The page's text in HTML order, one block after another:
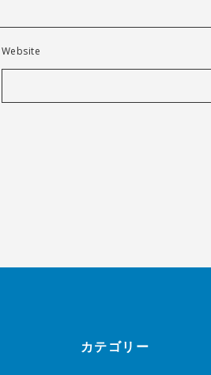
Website
カテゴリー